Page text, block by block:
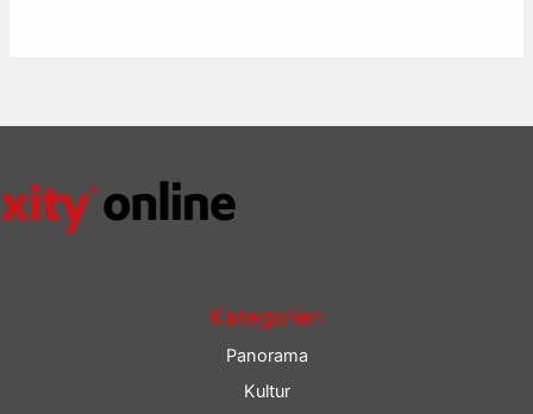
Kategorien
Panorama
Kultur